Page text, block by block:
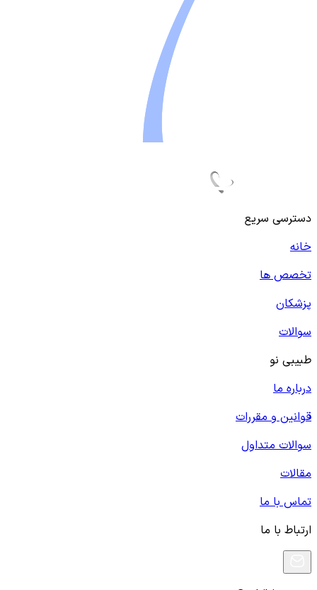
دسترسی سریع
خانه
تخصص ها
پزشکان
سوالات
طبیبی نو
درباره ما
قوانین و مقررات
سوالات متداول
مقالات
تماس با ما
ارتباط با ما